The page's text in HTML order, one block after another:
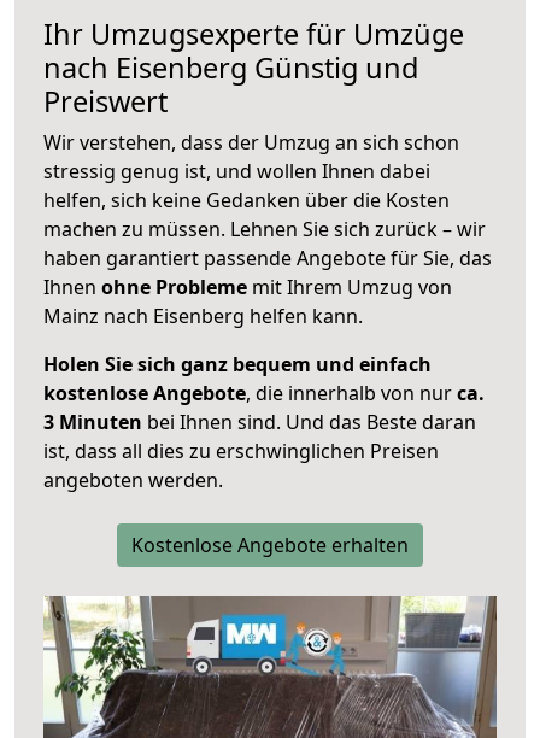
Ihr Umzugsexperte für Umzüge
nach Eisenberg Günstig und
Preiswert
Wir verstehen, dass der Umzug an sich schon
stressig genug ist, und wollen Ihnen dabei
helfen, sich keine Gedanken über die Kosten
machen zu müssen. Lehnen Sie sich zurück – wir
haben garantiert passende Angebote für Sie, das
Ihnen ohne Probleme mit Ihrem Umzug von
Mainz nach Eisenberg helfen kann.
Holen Sie sich ganz bequem und einfach
kostenlose Angebote, die innerhalb von nurca.
3 Minuten bei Ihnen sind. Und das Beste daran
ist, dass all dies zu erschwinglichen Preisen
angeboten werden.
Kostenlose Angebote erhalten